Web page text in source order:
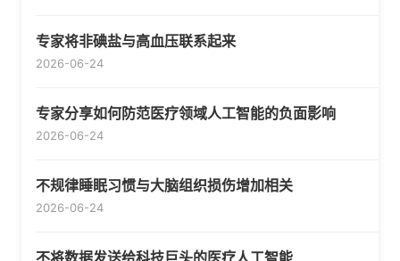
专家将非碘盐与高血压联系起来
2026-06-24
专家分享如何防范医疗领域人工智能的负面影响
2026-06-24
不规律睡眠习惯与大脑组织损伤增加相关
2026-06-24